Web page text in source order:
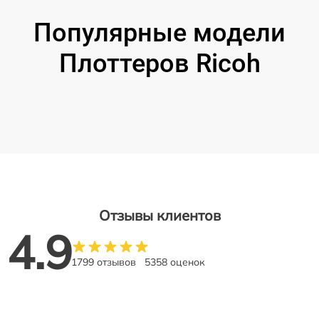
Популярные модели
Плоттеров Ricoh
Отзывы клиентов
4.91799 отзывов 5358 оценок